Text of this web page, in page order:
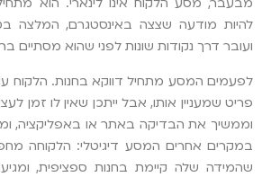
להיות מודעה שצצה באינסטגרם, המלצה
ועובר דרך נקודות שונות לפני שהוא מסתיים
לפעמים המסע מתחיל דווקא בחנות. הלקוח
פריט שמעניין אותו, אבל ייתכן שאין לו זמן
וממשיך את הבדיקה באתר או באפליקציה,
במקרים אחרים המסע דיגיטלי: הלקוחה
שהמידה שלה קיימת בחנות ספציפית,